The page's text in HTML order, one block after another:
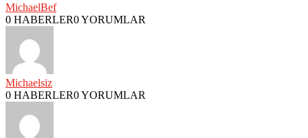
MichaelBef
0 HABERLER0 YORUMLAR
Michaelsiz
0 HABERLER0 YORUMLAR